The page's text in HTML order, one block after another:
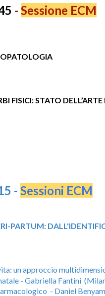
- Sessione ECM
FISICI: STATO
- Sessioni ECM
PARTUM:
un approccio
- Gabriella Fantini
- Daniel